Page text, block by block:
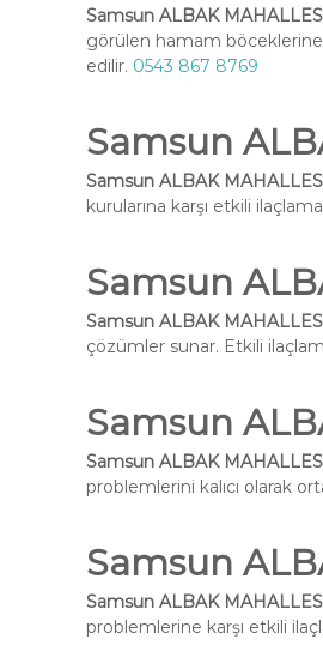
Samsun ALBAK
görülen hamam
edilir. 0543 867 8769
Samsun
Samsun ALBAK
kurularına karşı etkili
Samsun
Samsun ALBAK
çözümler sunar. Etkili
Samsun
Samsun ALBAK
problemlerini kalıcı olarak
Samsun
Samsun ALBAK
problemlerine karşı etkili